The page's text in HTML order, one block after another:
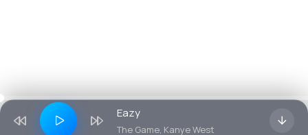
Eazy
The Game, Kanye West